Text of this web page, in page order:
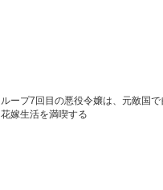
ループ7回目の悪役令嬢は、元敵国
花嫁生活を満喫する